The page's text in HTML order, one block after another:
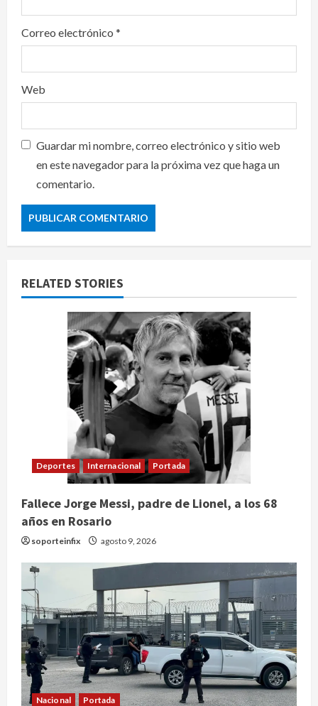
Correo electrónico *
Web
Guardar mi nombre, correo electrónico y sitio web
en este navegador para la próxima vez que haga un
comentario.
RELATED STORIES
Deportes Internacional Portada
Fallece Jorge Messi, padre de Lionel, a los 68
años en Rosario
soporteinfix agosto 9, 2026
Nacional Portada